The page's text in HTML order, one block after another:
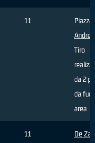
11
Piazza
Andrea
Tiro
da 2
da
area
11
De